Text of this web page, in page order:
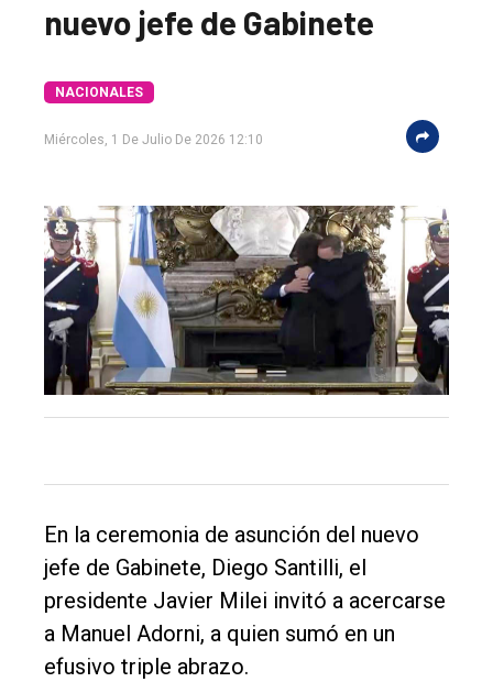
El
DIARIO
Balcarce
Inicio
Tendencia
Int.
General
Política
Cultura
Deportes
Fúnebres
Edición
Empresa
nuevo jefe de Gabinete
NACIONALES
Miércoles, 1 De Julio De 2026 12:10
En la ceremonia de asunción del nuevo
jefe de Gabinete, Diego Santilli, el
presidente Javier Milei invitó a acercarse
a Manuel Adorni, a quien sumó en un
efusivo triple abrazo.